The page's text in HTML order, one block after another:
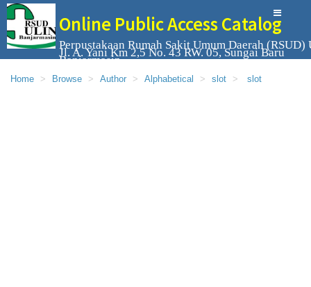
Online Public Access Catalog
Perpustakaan Rumah Sakit Umum Daerah (RSUD)
Jl. A. Yani Km 2,5 No. 43 RW. 05, Sungai Baru
Banjarmasin
Home Browse Author Alphabetical slot slot